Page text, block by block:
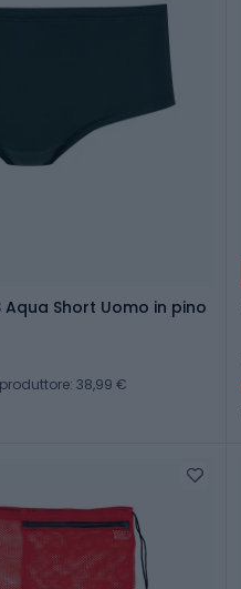
Aqua Short Uomo in pino
38,99 €